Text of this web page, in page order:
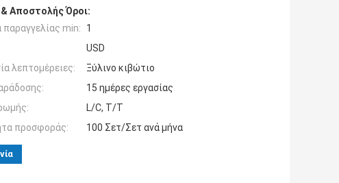
Αποστολής Όροι:
min:
1
USD
λεπτομέρειες:
Ξύλινο κιβώτιο
15 ημέρες εργασίας
L/C, T/T
προσφοράς:
100 Σετ/Σετ ανά μήνα